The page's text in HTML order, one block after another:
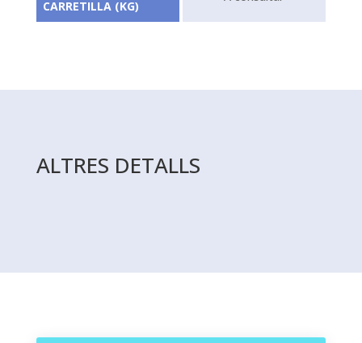
CARRETILLA (KG)
ALTRES DETALLS